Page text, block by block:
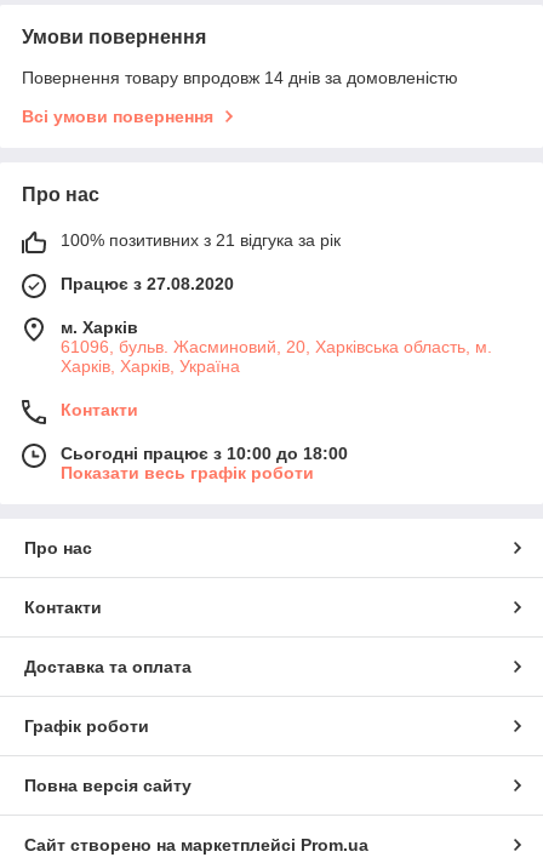
Умови повернення
Повернення товару впродовж 14 днів за домовленістю
Всі умови повернення
Про нас
100% позитивних з 21 відгука за рік
Працює з 27.08.2020
м. Харків
61096, бульв. Жасминовий, 20, Харківська область, м.
Харків, Харків, Україна
Контакти
Сьогодні працює з 10:00 до 18:00
Показати весь графік роботи
Про нас
Контакти
Доставка та оплата
Графік роботи
Повна версія сайту
Сайт створено на маркетплейсі Prom.ua